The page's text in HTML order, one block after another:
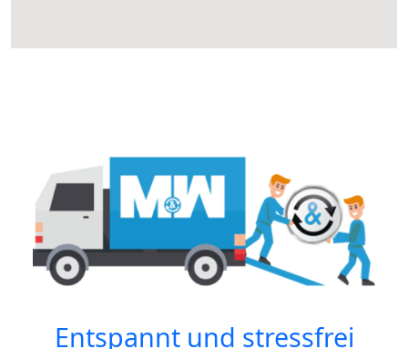
Entspannt und stressfrei